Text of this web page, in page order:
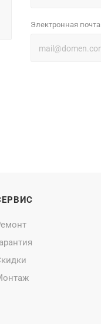
Электронная почта